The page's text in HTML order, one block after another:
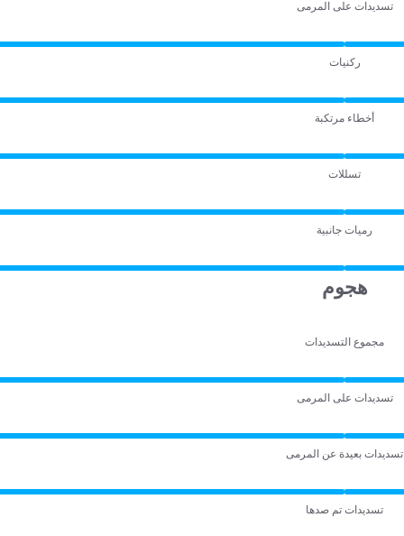
تسديدات على المرمى
ركنيات
أخطاء مرتكبة
تسللات
رميات جانبية
هجوم
مجموع التسديدات
تسديدات على المرمى
تسديدات بعيدة عن المرمى
تسديدات تم صدها